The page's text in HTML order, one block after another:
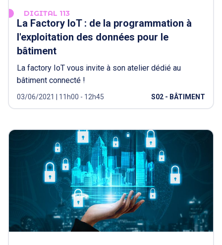
DIGITAL 113
La Factory IoT : de la programmation à
l'exploitation des données pour le
bâtiment
La factory IoT vous invite à son atelier dédié au
bâtiment connecté !
03/06/2021 | 11h00 - 12h45 S02 - BÂTIMENT